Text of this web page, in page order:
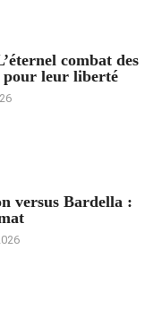
combat des
pour leur liberté
versus Bardella :